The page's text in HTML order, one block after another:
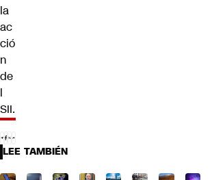
la
ac
ció
n
de
l
SII.
LEE TAMBIÉN